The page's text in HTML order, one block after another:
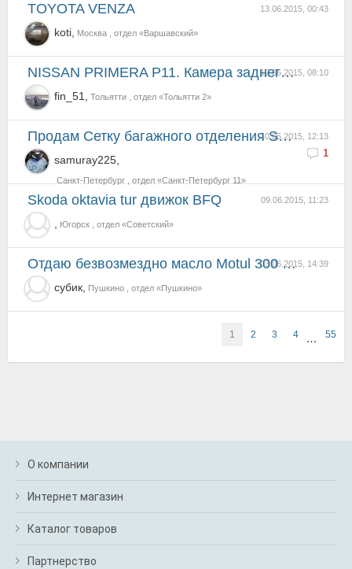
13.06.2015, 00:43
TOYOTA VENZA
koti, Москва , отдел «Варшавский»
12.06.2015, 08:10
NISSAN PRIMERA P11. Камера заднего вида
fin_51, Тольятти , отдел «Тольятти 2»
10.06.2015, 12:13
1
Продам Сетку багажного отделения SsangYong Kyron
samuray225,
Санкт-Петербург , отдел «Санкт-Петербург 11»
09.06.2015, 11:23
Skoda oktavia tur движок BFQ
Югорск , отдел «Советский»
03.06.2015, 14:39
отдаю безвозмездно масло Motul 300 V Power 5w-40
субик, Пушкино , отдел «Пушкино»
1 2 3 4 … 55
О компании
Интернет магазин
Каталог товаров
Партнерство